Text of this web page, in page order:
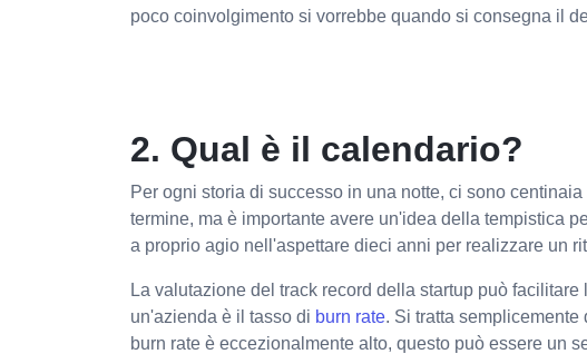
poco coinvolgimento si vorrebbe quando si consegna il
2. Qual è il calendario?
Per ogni storia di successo in una notte, ci sono
termine, ma è importante avere un'idea della tempistica
a proprio agio nell'aspettare dieci anni per realizzare un
La valutazione del track record della startup può
un'azienda è il tasso di burn rate. Si tratta
burn rate è eccezionalmente alto, questo può essere un